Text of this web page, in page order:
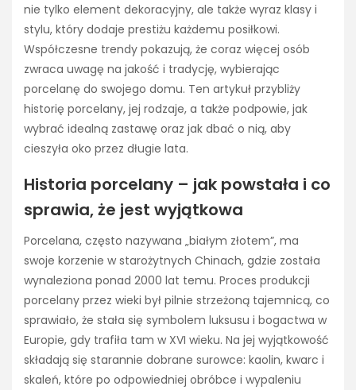
nie tylko element dekoracyjny, ale także wyraz klasy i
stylu, który dodaje prestiżu każdemu posiłkowi.
Współczesne trendy pokazują, że coraz więcej osób
zwraca uwagę na jakość i tradycję, wybierając
porcelanę do swojego domu. Ten artykuł przybliży
historię porcelany, jej rodzaje, a także podpowie, jak
wybrać idealną zastawę oraz jak dbać o nią, aby
cieszyła oko przez długie lata.
Historia porcelany – jak powstała i co
sprawia, że jest wyjątkowa
Porcelana, często nazywana „białym złotem”, ma
swoje korzenie w starożytnych Chinach, gdzie została
wynaleziona ponad 2000 lat temu. Proces produkcji
porcelany przez wieki był pilnie strzeżoną tajemnicą, co
sprawiało, że stała się symbolem luksusu i bogactwa w
Europie, gdy trafiła tam w XVI wieku. Na jej wyjątkowość
składają się starannie dobrane surowce: kaolin, kwarc i
skaleń, które po odpowiedniej obróbce i wypaleniu